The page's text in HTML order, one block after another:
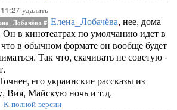
удалить
# Елена_Лобачёва, нее, дома
в кинотеатрах по умолчанию идет в
в обычном формате он вообще будет
Так что, скачивать не советую -
его украинские рассказы из
Вия, Майскую ночь и т.д.
К полной версии